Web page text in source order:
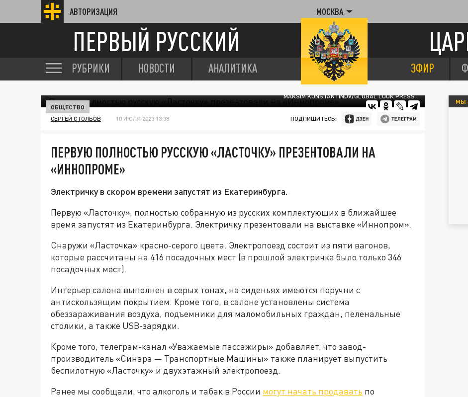
АВТОРИЗАЦИЯ МОСКВА
ПЕРВЫЙ РУССКИЙ
РУБРИКИ НОВОСТИ АНАЛИТИКА ЭФИР
MAKSIM KONSTANTINOV/GLOBAL LOOK PRESS
ОБЩЕСТВО
СЕРГЕЙ СТОЛБОВ 10 ИЮЛЯ 2023 13:38 ПОДПИШИТЕСЬ:
ПЕРВУЮ ПОЛНОСТЬЮ РУССКУЮ «ЛАСТОЧКУ» ПРЕЗЕНТОВАЛИ НА
«ИННОПРОМЕ»
Электричку в скором времени запустят из Екатеринбурга.
Первую «Ласточку», полностью собранную из русских комплектующих в ближайшее
время запустят из Екатеринбурга. Электричку презентовали на выставке «Иннопром».
Снаружи «Ласточка» красно-серого цвета. Электропоезд состоит из пяти вагонов,
которые рассчитаны на 416 посадочных мест (в прошлой электричке было только 346
посадочных мест).
Интерьер салона выполнен в серых тонах, на сиденьях имеются поручни с
антискользящим покрытием. Кроме того, в салоне установлены система
обеззараживания воздуха, подъемники для маломобильных граждан, пеленальные
столики, а также USB-зарядки.
Кроме того, телеграм-канал «Уважаемые пассажиры» добавляет, что завод-
производитель «Синара — Транспортные Машины» также планирует выпустить
беспилотную «Ласточку» и двухэтажный электропоезд.
Ранее мы сообщали, что алкоголь и табак в России могут начать продавать по
МЫ